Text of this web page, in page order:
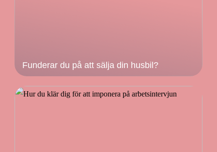
Funderar du på att sälja din husbil?